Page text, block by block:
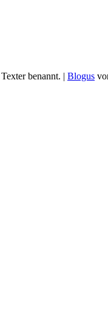
benannt. | Blogus